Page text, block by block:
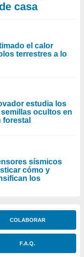
casa
el calor
terrestres a lo
estudia los
ocultos en
forestal
sísmicos
cómo y
los
COLABORAR
F.A.Q.